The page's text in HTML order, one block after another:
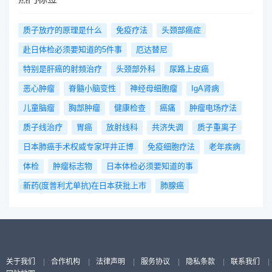
质子放疗的原理是什么 免疫疗法 头颈部癌症
赴日体检必须要知道的5件事 厄达替尼
特别是肝癌的射频治疗 头颈部外科 尿路上皮癌
恶心肿瘤 脊髓小脑变性 神经母细胞瘤 IgA肾病
儿童脑瘤 胸部肿瘤 健康检查 癌痛 肿瘤电场疗法
质子线治疗 胃癌 放射线科 共济失调 质子重离子
日本肺癌手术权威专家坪井正博 免疫细胞疗法 老年疾病
体检 肿瘤标志物 日本体检必须要知道的事
新药(度普利尤单抗)在日本获批上市 肺腺癌
关于我们 合作机构 法律声明 服务协议 隐私条款 联系我们